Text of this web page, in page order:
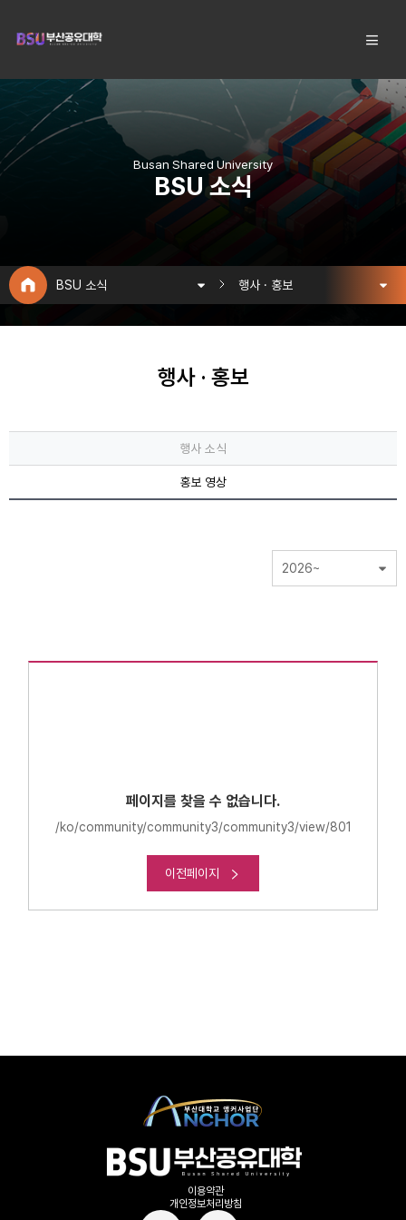
Busan Shared University
BSU 소식
BSU 소식 행사 · 홍보
행사 · 홍보
행사 소식
홍보 영상
2026~
페이지를 찾을 수 없습니다.
/ko/community/community3/community3/view/801
이전페이지
이용약관
개인정보처리방침